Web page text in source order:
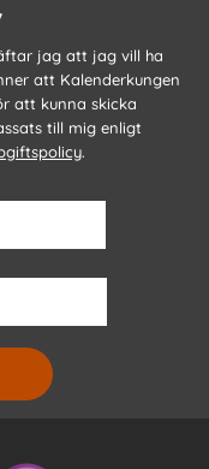
jag att jag vill ha
att Kalenderkungen
att kunna skicka
till mig enligt
.